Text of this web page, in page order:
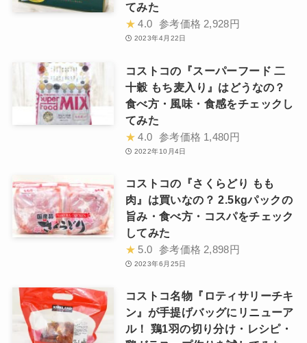
てみた
★ 4.0 参考価格 2,928円
2023年4月22日
コストコの『スーパーフード 二
十穀 もち麦入り』はどうなの？
食べ方・風味・食感をチェックし
てみた
★ 4.0 参考価格 1,480円
2022年10月4日
コストコの『さくらどり もも
肉』は買いなの？ 2.5kgパックの
旨み・食べ方・コスパをチェック
してみた
★ 5.0 参考価格 2,898円
2023年6月25日
コストコ名物『ロティサリーチキ
ン』が手提げバッグにリニューア
ル！ 鶏1羽の切り分け・レシピ・